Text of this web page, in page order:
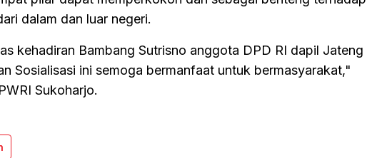
dalam dan luar negeri.
kehadiran Bambang Sutrisno anggota DPD RI dapil Jateng
Sosialisasi ini semoga bermanfaat untuk bermasyarakat,"
Sukoharjo.